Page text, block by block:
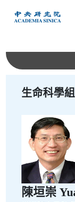
內
生命科學組
陳垣崇